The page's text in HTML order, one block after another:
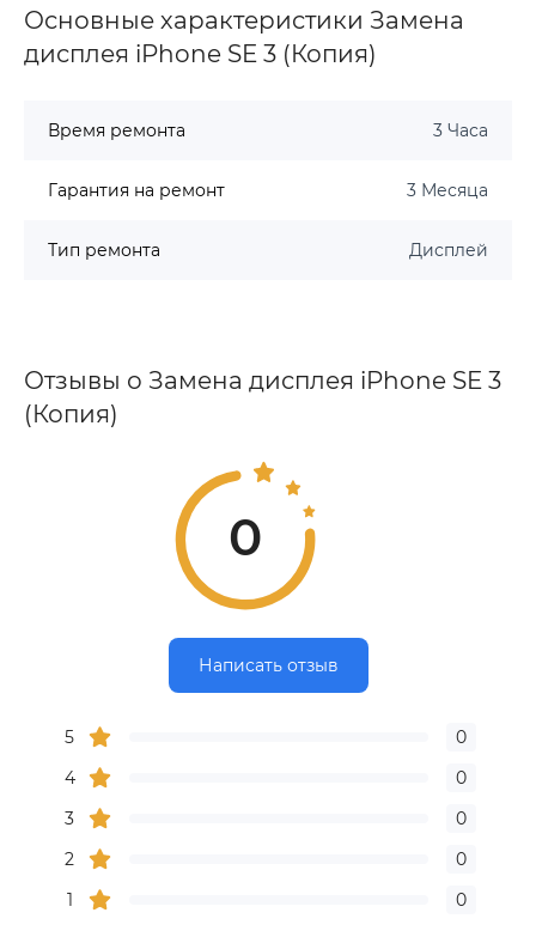
Основные характеристики Замена
дисплея iPhone SE 3 (Копия)
Время ремонта 3 Часа
Гарантия на ремонт 3 Месяца
Тип ремонта Дисплей
Отзывы о Замена дисплея iPhone SE 3
(Копия)
0
Написать отзыв
5
0
4
0
3
0
2
0
1
0